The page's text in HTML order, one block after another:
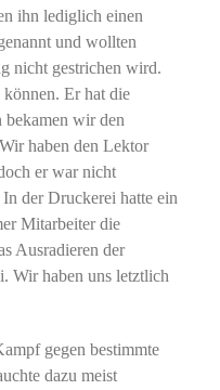
ihn lediglich einen
und wollten
nicht gestrichen wird.
Er hat die
bekamen wir den
haben den Lektor
er war nicht
der Druckerei hatte ein
Mitarbeiter die
Ausradieren der
Wir haben uns letztlich
gegen bestimmte
dazu meist